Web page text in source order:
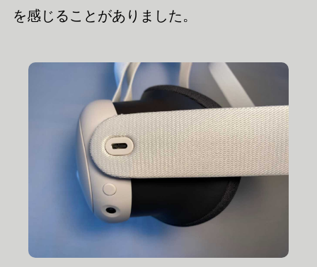
を感じることがありました。